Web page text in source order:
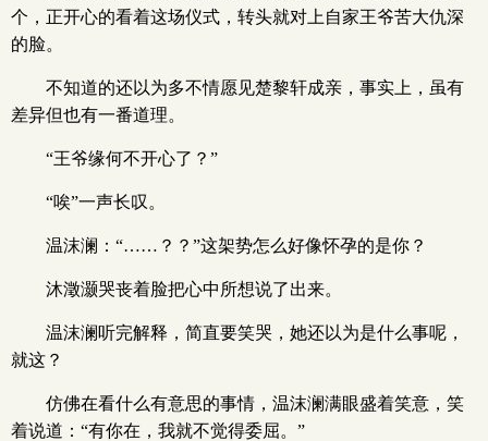
个，正开心的看着这场仪式，转头就对上自家王爷苦大仇深
的脸。
不知道的还以为多不情愿见楚黎轩成亲，事实上，虽有
差异但也有一番道理。
“王爷缘何不开心了？”
“唉”一声长叹。
温沫澜：“……？？”这架势怎么好像怀孕的是你？
沐澂灏哭丧着脸把心中所想说了出来。
温沫澜听完解释，简直要笑哭，她还以为是什么事呢，
就这？
仿佛在看什么有意思的事情，温沫澜满眼盛着笑意，笑
着说道：“有你在，我就不觉得委屈。”